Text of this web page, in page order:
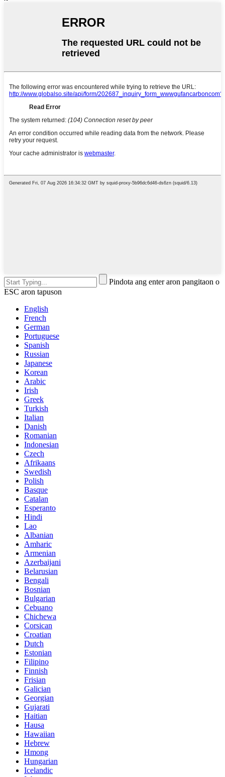
Pindota ang enter aron pangitaon o
ESC aron tapuson
English
French
German
Portuguese
Spanish
Russian
Japanese
Korean
Arabic
Irish
Greek
Turkish
Italian
Danish
Romanian
Indonesian
Czech
Afrikaans
Swedish
Polish
Basque
Catalan
Esperanto
Hindi
Lao
Albanian
Amharic
Armenian
Azerbaijani
Belarusian
Bengali
Bosnian
Bulgarian
Cebuano
Chichewa
Corsican
Croatian
Dutch
Estonian
Filipino
Finnish
Frisian
Galician
Georgian
Gujarati
Haitian
Hausa
Hawaiian
Hebrew
Hmong
Hungarian
Icelandic